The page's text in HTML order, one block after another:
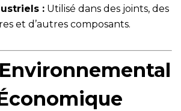
: Utilisé dans des joints, des
et d’autres composants.